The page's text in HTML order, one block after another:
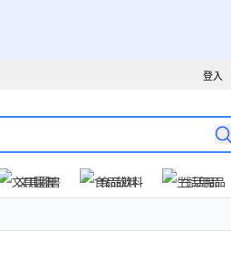
登入
文具圖書
食品飲料 生活用品